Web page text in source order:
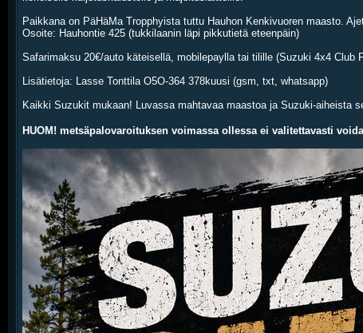
Paikkana on PäHäMa Tropphyista tuttu Hauhon Kenkivuoren maasto.
Osoite: Hauhontie 425 (tukkilaanin läpi pikkutietä eteenpäin)
Safarimaksu 20€/auto käteisellä, mobilepaylla tai tilille (Suzuki 4x4 Club
Lisätietoja: Lasse Tonttila O5O-364 378kuusi (gsm, txt, whatsapp)
Kaikki Suzukit mukaan! Luvassa mahtavaa maastoa ja Suzuki-aiheista
HUOM! metsäpalovaroituksen voimassa ollessa ei valitettavasti